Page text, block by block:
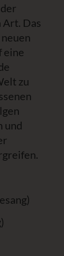
Das
eine
zu
und